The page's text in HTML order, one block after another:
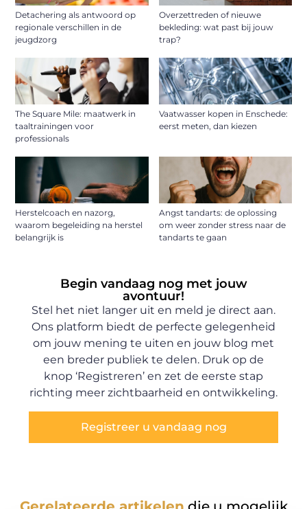
Detachering als antwoord op
regionale verschillen in de
jeugdzorg
Overzettreden of nieuwe
bekleding: wat past bij jouw
trap?
The Square Mile: maatwerk in
taaltrainingen voor
professionals
Vaatwasser kopen in Enschede:
eerst meten, dan kiezen
Herstelcoach en nazorg,
waarom begeleiding na herstel
belangrijk is
Angst tandarts: de oplossing
om weer zonder stress naar de
tandarts te gaan
Begin vandaag nog met jouw
avontuur!
Stel het niet langer uit en meld je direct aan.
Ons platform biedt de perfecte gelegenheid
om jouw mening te uiten en jouw blog met
een breder publiek te delen. Druk op de
knop ‘Registreren’ en zet de eerste stap
richting meer zichtbaarheid en ontwikkeling.
Registreer u vandaag nog